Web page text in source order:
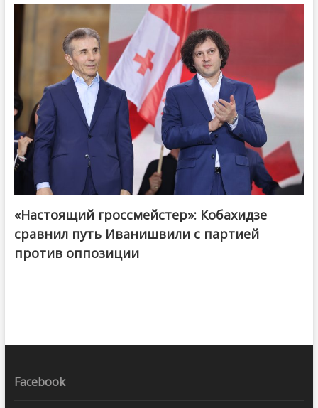
@ქართული ოცნება / Georgian Dream
«Настоящий гроссмейстер»: Кобахидзе
сравнил путь Иванишвили с партией
против оппозиции
Facebook